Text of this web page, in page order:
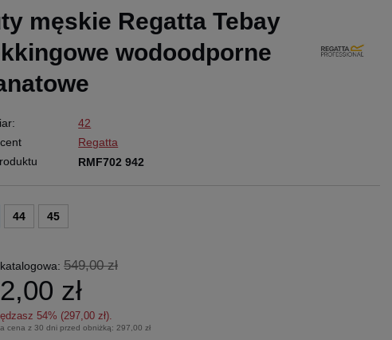
męskie Regatta Tebay
wodoodporne
42
Regatta
RMF702 942
44 45
549,00 zł
zł
54% (297,00 zł).
cena z 30 dni przed obniżką: 297,00 zł